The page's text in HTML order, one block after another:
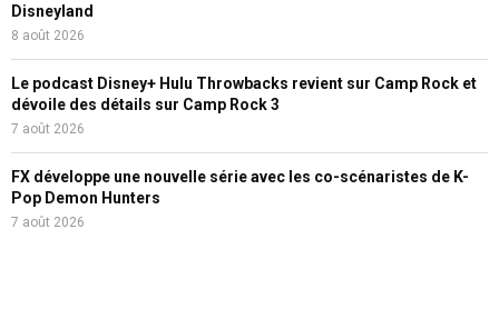
Disneyland
8 août 2026
Le podcast Disney+ Hulu Throwbacks revient sur Camp Rock et
dévoile des détails sur Camp Rock 3
7 août 2026
FX développe une nouvelle série avec les co-scénaristes de K-
Pop Demon Hunters
7 août 2026